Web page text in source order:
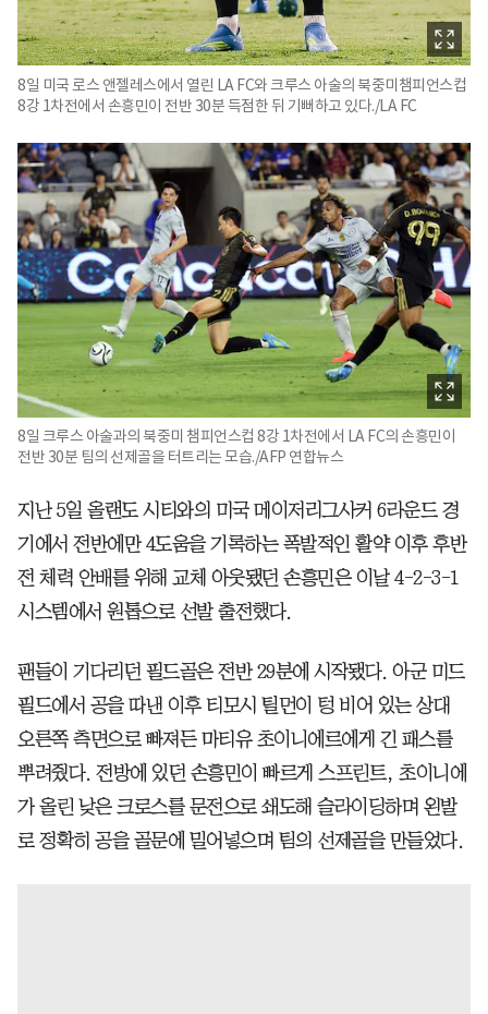
8일 미국 로스 앤젤레스에서 열린 LA FC와 크루스 아술의 북중미챔피언스컵
8강 1차전에서 손흥민이 전반 30분 득점한 뒤 기뻐하고 있다./LA FC
8일 크루스 아술과의 북중미 챔피언스컵 8강 1차전에서 LA FC의 손흥민이
전반 30분 팀의 선제골을 터트리는 모습./AFP 연합뉴스
지난 5일 올랜도 시티와의 미국 메이저리그사커 6라운드 경
기에서 전반에만 4도움을 기록하는 폭발적인 활약 이후 후반
전 체력 안배를 위해 교체 아웃됐던 손흥민은 이날 4-2-3-1
시스템에서 원톱으로 선발 출전했다.
팬들이 기다리던 필드골은 전반 29분에 시작됐다. 아군 미드
필드에서 공을 따낸 이후 티모시 틸먼이 텅 비어 있는 상대
오른쪽 측면으로 빠져든 마티유 초이니에르에게 긴 패스를
뿌려줬다. 전방에 있던 손흥민이 빠르게 스프린트, 초이니에
가 올린 낮은 크로스를 문전으로 쇄도해 슬라이딩하며 왼발
로 정확히 공을 골문에 밀어넣으며 팀의 선제골을 만들었다.